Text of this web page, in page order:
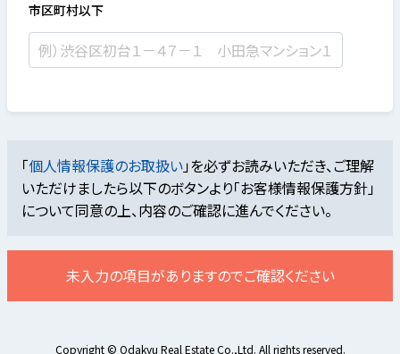
市区町村以下
「個人情報保護のお取扱い」を必ずお読みいただき、ご理解
いただけましたら以下のボタンより「お客様情報保護方針」
について同意の上、内容のご確認に進んでください。
未入力の項目がありますのでご確認ください
Copyright © Odakyu Real Estate Co.,Ltd. All rights reserved.